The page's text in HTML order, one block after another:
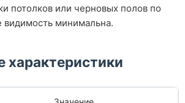
потолков или черновых полов по
минимальна.
характеристики